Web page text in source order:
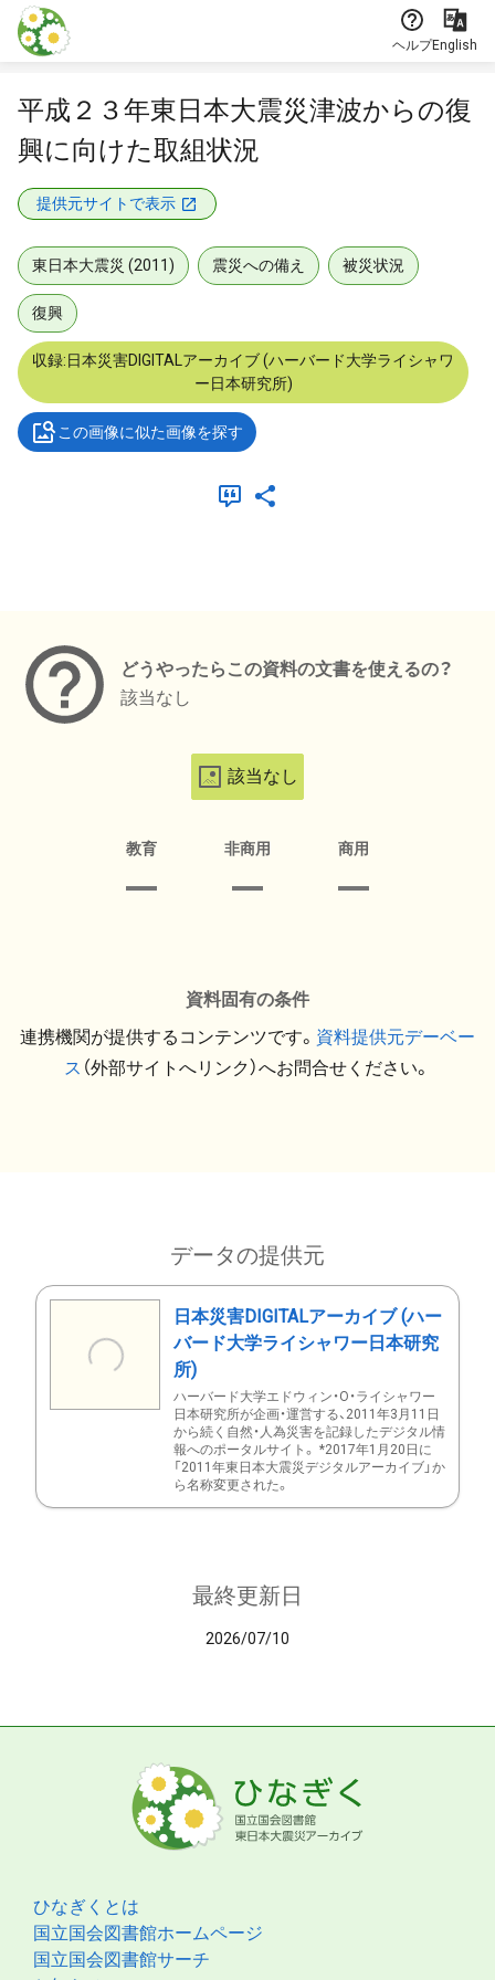
本文に飛ぶ
ヘルプEnglish
平成２３年東日本大震災津波からの復
興に向けた取組状況
提供元サイトで表示
東日本大震災 (2011) 震災への備え 被災状況
復興
収録:日本災害DIGITALアーカイブ (ハーバード大学ライシャワ
ー日本研究所)
この画像に似た画像を探す
どうやったらこの資料の文書を使えるの？
該当なし
該当なし
教育 非商用 商用
資料固有の条件
連携機関が提供するコンテンツです。 資料提供元デーベー
ス （外部サイトへリンク）へお問合せください。
データの提供元
日本災害DIGITALアーカイブ (ハー
バード大学ライシャワー日本研究
所)
ハーバード大学エドウィン・O・ライシャワー
日本研究所が企画・運営する、2011年3月11日
から続く自然・人為災害を記録したデジタル情
報へのポータルサイト。 *2017年1月20日に
「2011年東日本大震災デジタルアーカイブ」か
ら名称変更された。
最終更新日
2026/07/10
ひなぎくとは
国立国会図書館ホームページ
国立国会図書館サーチ